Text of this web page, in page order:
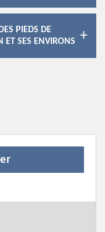
PIEDS DE
ET SES ENVIRONS